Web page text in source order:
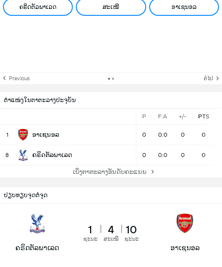
ຄຣິດຕັລພາເລດ ສະເໝີ ອາເຊນອລ
Previous ຕໍ່ໄປ
ຕຳແໜ່ງໃນຕາຕະລາງປະຈຸບັນ
P F:A +/- PTS
1 ອາເຊນອລ 0 0:0 0 0
8 ຄຣິດຕັລພາເລດ 0 0:0 0 0
ເບິ່ງຕາຕະລາງອັນດັບຄະແນນ
ປຽບທຽບຈຸດຕໍ່ຈຸດ
ຄຣິດຕັລພາເລດ
1
ຊະນະ
4
ສະເໝີ
10
ຊະນະ
ອາເຊນອລ